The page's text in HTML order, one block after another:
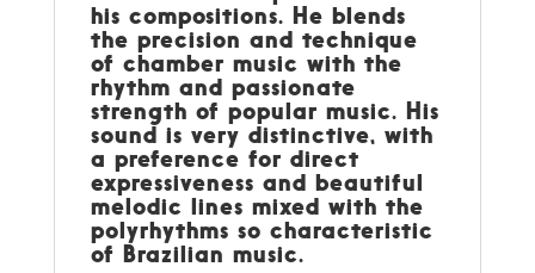
his compositions. He blends
the precision and technique
of chamber music with the
rhythm and passionate
strength of popular music. His
sound is very distinctive, with
a preference for direct
expressiveness and beautiful
melodic lines mixed with the
polyrhythms so characteristic
of Brazilian music.